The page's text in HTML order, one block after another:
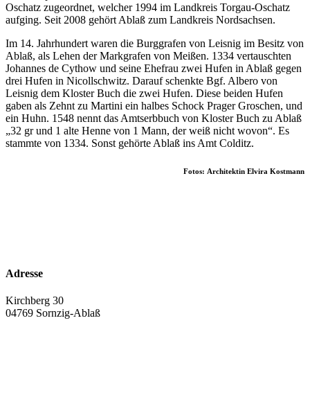
Oschatz zugeordnet, welcher 1994 im Landkreis Torgau-Oschatz
aufging. Seit 2008 gehört Ablaß zum Landkreis Nordsachsen.
Im 14. Jahrhundert waren die Burggrafen von Leisnig im Besitz von
Ablaß, als Lehen der Markgrafen von Meißen. 1334 vertauschten
Johannes de Cythow und seine Ehefrau zwei Hufen in Ablaß gegen
drei Hufen in Nicollschwitz. Darauf schenkte Bgf. Albero von
Leisnig dem Kloster Buch die zwei Hufen. Diese beiden Hufen
gaben als Zehnt zu Martini ein halbes Schock Prager Groschen, und
ein Huhn. 1548 nennt das Amtserbbuch von Kloster Buch zu Ablaß
„32 gr und 1 alte Henne von 1 Mann, der weiß nicht wovon“. Es
stammte von 1334. Sonst gehörte Ablaß ins Amt Colditz.
Fotos: Architektin Elvira Kostmann
Adresse
Kirchberg 30
04769 Sornzig-Ablaß